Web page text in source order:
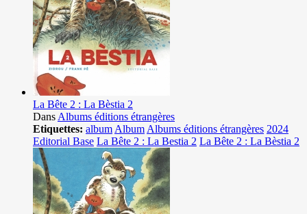
La Bête 2 : La Bèstia 2
Dans Albums éditions étrangères
Etiquettes: album Album Albums éditions étrangères 2024
Editorial Base La Bête 2 : La Bestia 2 La Bête 2 : La Bèstia 2